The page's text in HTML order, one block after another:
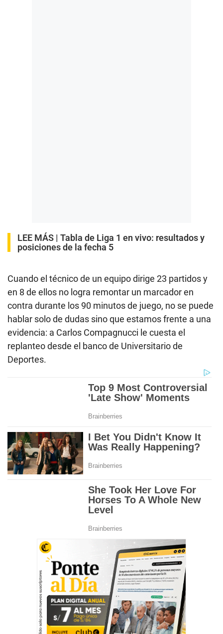
LEE MÁS | Tabla de Liga 1 en vivo: resultados y
posiciones de la fecha 5
Cuando el técnico de un equipo dirige 23 partidos y
en 8 de ellos no logra remontar un marcador en
contra durante los 90 minutos de juego, no se puede
hablar solo de dudas sino que estamos frente a una
evidencia: a Carlos Compagnucci le cuesta el
replanteo desde el banco de Universitario de
Deportes.